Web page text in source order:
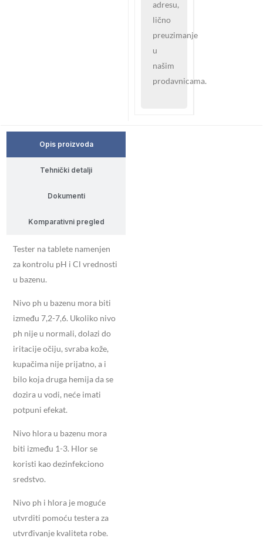
adresu,
lično
preuzimanje
u
našim
prodavnicama.
Opis proizvoda
Tehnički detalji
Dokumenti
Komparativni pregled
Tester na tablete namenjen
za kontrolu pH i Cl vrednosti
u bazenu.
Nivo ph u bazenu mora biti
između 7,2-7,6. Ukoliko nivo
ph nije u normali, dolazi do
iritacije očiju, svraba kože,
kupačima nije prijatno, a i
bilo koja druga hemija da se
dozira u vodi, neće imati
potpuni efekat.
Nivo hlora u bazenu mora
biti između 1-3. Hlor se
koristi kao dezinfekciono
sredstvo.
Nivo ph i hlora je moguće
utvrditi pomoću testera za
utvrđivanje kvaliteta robe.